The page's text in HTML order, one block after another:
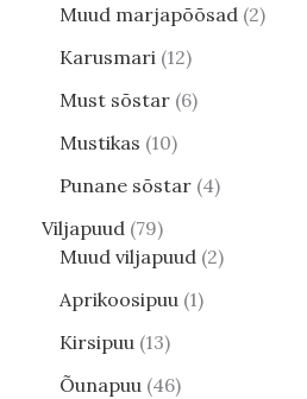
Muud marjapõõsad 2
Karusmari 12
Must sõstar 6
Mustikas 10
Punane sõstar 4
Viljapuud 79
Muud viljapuud 2
Aprikoosipuu 1
Kirsipuu 13
Õunapuu 46